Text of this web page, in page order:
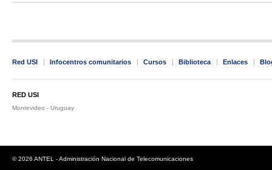
Red USI Infocentros comunitarios Cursos Biblioteca Enlaces
RED USI
Montevideo - Uruguay
© 2026 ANTEL - Administración Nacional de Telecomunicaciones